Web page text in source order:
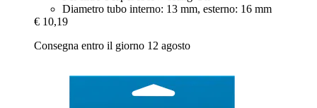
Diametro tubo interno: 13 mm, esterno: 16 mm
€ 10,19
Consegna entro il giorno 12 agosto